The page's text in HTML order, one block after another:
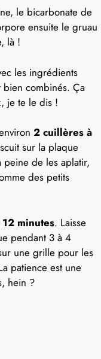
le bicarbonate de
ensuite le gruau
là !
les ingrédients
bien combinés. Ça
je te le dis !
2 cuillères à
sur la plaque
peine de les aplatir,
des petits
12 minutes. Laisse
pendant 3 à 4
une grille pour les
patience est une
hein ?